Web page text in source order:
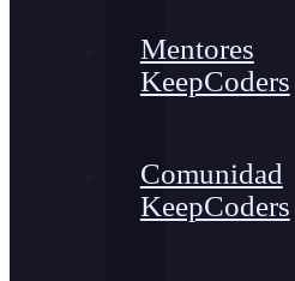
Mentores
KeepCoders
Comunidad
KeepCoders